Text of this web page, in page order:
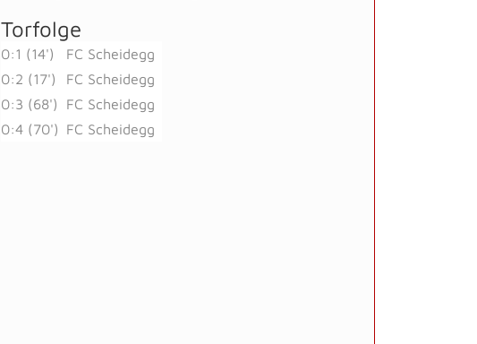
Torfolge
0:1 (14')
FC Scheidegg
0:2 (17')
FC Scheidegg
0:3 (68')
FC Scheidegg
0:4 (70')
FC Scheidegg